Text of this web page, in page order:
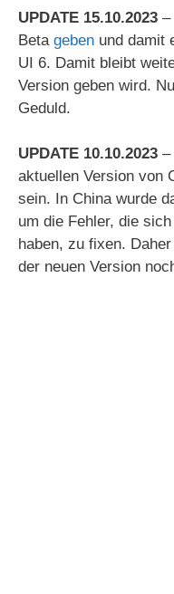
UPDATE 15.10.2023 –
Beta geben und damit
UI 6. Damit bleibt
Version geben wird.
Geduld.
UPDATE 10.10.2023 –
aktuellen Version von
sein. In China wurde
um die Fehler, die
haben, zu fixen.
der neuen Version